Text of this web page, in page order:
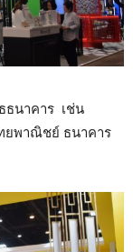
ธนาคาร เช่น
ยพาณิชย์ ธนาคาร